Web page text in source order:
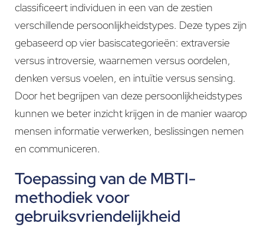
classificeert individuen in een van de zestien
verschillende persoonlijkheidstypes. Deze types zijn
gebaseerd op vier basiscategorieën: extraversie
versus introversie, waarnemen versus oordelen,
denken versus voelen, en intuïtie versus sensing.
Door het begrijpen van deze persoonlijkheidstypes
kunnen we beter inzicht krijgen in de manier waarop
mensen informatie verwerken, beslissingen nemen
en communiceren.
Toepassing van de MBTI-
methodiek voor
gebruiksvriendelijkheid